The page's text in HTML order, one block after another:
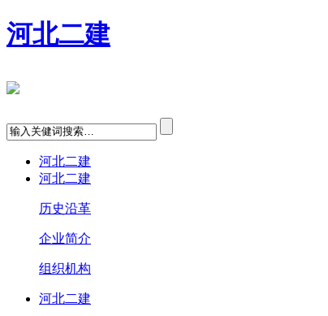
河北二建
河北二建
河北二建
历史沿革
企业简介
组织机构
河北二建